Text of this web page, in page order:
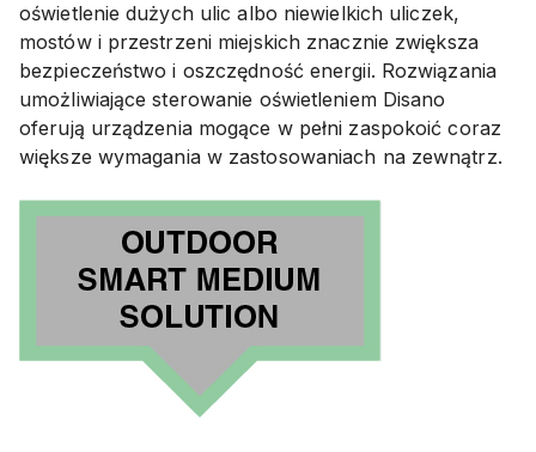
oświetlenie dużych ulic albo niewielkich uliczek,
mostów i przestrzeni miejskich znacznie zwiększa
bezpieczeństwo i oszczędność energii. Rozwiązania
umożliwiające sterowanie oświetleniem Disano
oferują urządzenia mogące w pełni zaspokoić coraz
większe wymagania w zastosowaniach na zewnątrz.